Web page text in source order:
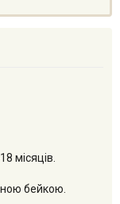
місяців.
бейкою.